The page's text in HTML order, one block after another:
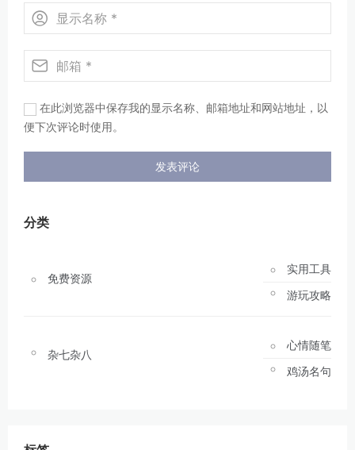
在此浏览器中保存我的显示名称、邮箱地址和网站地址，以
便下次评论时使用。
分类
免费资源
实用工具
游玩攻略
杂七杂八
心情随笔
鸡汤名句